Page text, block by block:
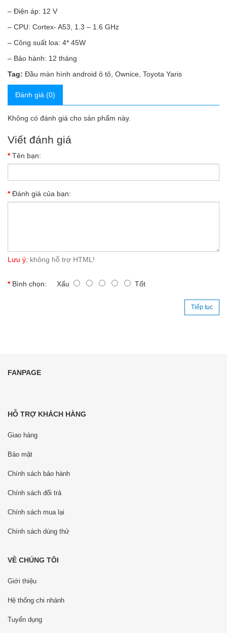
– Điện áp: 12 V
– CPU: Cortex- A53, 1.3 – 1.6 GHz
– Công suất loa: 4* 45W
– Bảo hành: 12 tháng
Tag: Đầu màn hình android ô tô Ownice Toyota Yaris
Đánh giá (0)
Không có đánh giá cho sản phẩm này.
Viết đánh giá
Tên bạn:
Đánh giá của bạn:
Lưu ý: không hỗ trợ HTML!
Bình chọn: Xấu Tốt
Tiếp tục
FANPAGE
HỖ TRỢ KHÁCH HÀNG
Giao hàng
Bảo mật
Chính sách bảo hành
Chính sách đổi trả
Chính sách mua lại
Chính sách dùng thử
VỀ CHÚNG TÔI
Giới thiệu
Hệ thống chi nhánh
Tuyển dụng